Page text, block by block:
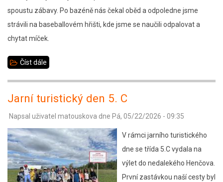
spoustu zábavy. Po bazéně nás čekal oběd a odpoledne jsme
strávili na baseballovém hřišti, kde jsme se naučili odpalovat a
chytat míček.
Číst dále
Jihlavě
Jarní turistický den 5. C
Napsal uživatel matouskova dne Pá, 05/22/2026 - 09:35
V rámci jarního turistického
dne se třída 5.C vydala na
výlet do nedalekého Henčova.
První zastávkou naší cesty byl